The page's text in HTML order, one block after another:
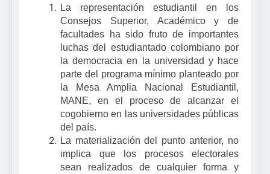
La representación estudiantil en los
Consejos Superior, Académico y de
facultades ha sido fruto de importantes
luchas del estudiantado colombiano por
la democracia en la universidad y hace
parte del programa mínimo planteado por
la Mesa Amplia Nacional Estudiantil,
MANE, en el proceso de alcanzar el
cogobierno en las universidades públicas
del país.
La materialización del punto anterior, no
implica que los procesos electorales
sean realizados de cualquier forma y